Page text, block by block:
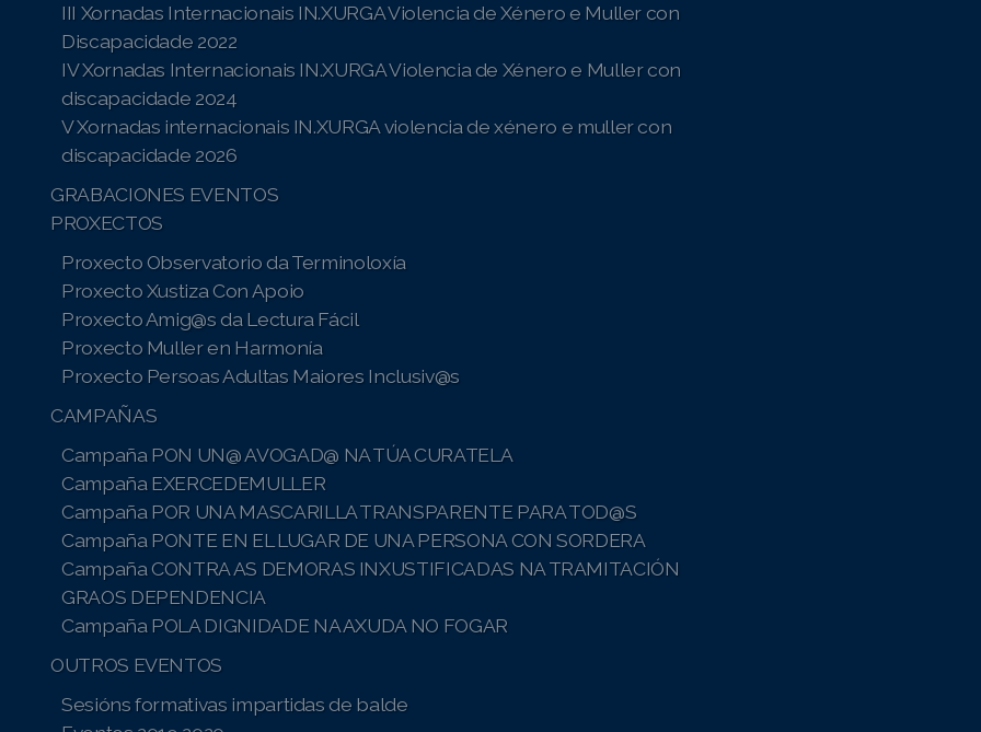
III Xornadas Internacionais IN.XURGA Violencia de Xénero e Muller con
Discapacidade 2022
IV Xornadas Internacionais IN.XURGA Violencia de Xénero e Muller con
discapacidade 2024
V Xornadas internacionais IN.XURGA violencia de xénero e muller con
discapacidade 2026
GRABACIONES EVENTOS
PROXECTOS
Proxecto Observatorio da Terminoloxía
Proxecto Xustiza Con Apoio
Proxecto Amig@s da Lectura Fácil
Proxecto Muller en Harmonía
Proxecto Persoas Adultas Maiores Inclusiv@s
CAMPAÑAS
Campaña PON UN@ AVOGAD@ NA TÚA CURATELA
Campaña EXERCEDEMULLER
Campaña POR UNA MASCARILLA TRANSPARENTE PARA TOD@S
Campaña PONTE EN EL LUGAR DE UNA PERSONA CON SORDERA
Campaña CONTRA AS DEMORAS INXUSTIFICADAS NA TRAMITACIÓN
GRAOS DEPENDENCIA
Campaña POLA DIGNIDADE NA AXUDA NO FOGAR
OUTROS EVENTOS
Sesións formativas impartidas de balde